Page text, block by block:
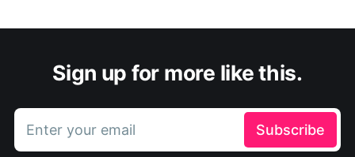
Sign up for more like this.
Enter your email Subscribe